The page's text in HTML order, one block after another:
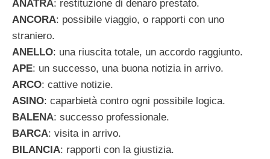
ANATRA: restituzione di denaro prestato.
ANCORA: possibile viaggio, o rapporti con uno
straniero.
ANELLO: una riuscita totale, un accordo raggiunto.
APE: un successo, una buona notizia in arrivo.
ARCO: cattive notizie.
ASINO: caparbietà contro ogni possibile logica.
BALENA: successo professionale.
BARCA: visita in arrivo.
BILANCIA: rapporti con la giustizia.